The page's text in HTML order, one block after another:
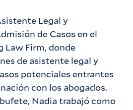
Legal y
de Casos en el
Law Firm, donde
de asistente legal y
potenciales entrantes
con los abogados.
Nadia trabajó como